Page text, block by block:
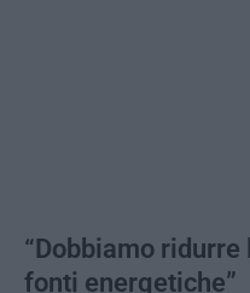
“Dobbiamo
fonti energetiche”